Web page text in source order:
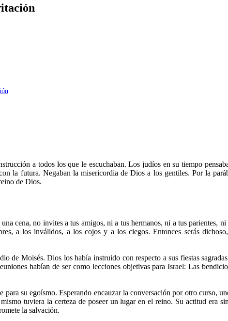
a todos los que le escuchaban. Los judíos en su tiempo
la futura. Negaban la misericordia de Dios a los gentiles. Por la
de Dios.
cena, no invites a tus amigos, ni a tus hermanos, ni a tus parientes,
a los inválidos, a los cojos y a los ciegos. Entonces serás
de Moisés. Dios los había instruido con respecto a sus fiestas
habían de ser como lecciones objetivas para Israel: Las
su egoísmo. Esperando encauzar la conversación por otro curso,
tuviera la certeza de poseer un lugar en el reino. Su actitud era
la salvación.